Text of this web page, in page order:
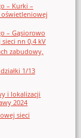
– Kurki –
– Gąsiorowo
nn 0,4 kV
zabudowy,
1/13
i lokalizacji
2024
sieci